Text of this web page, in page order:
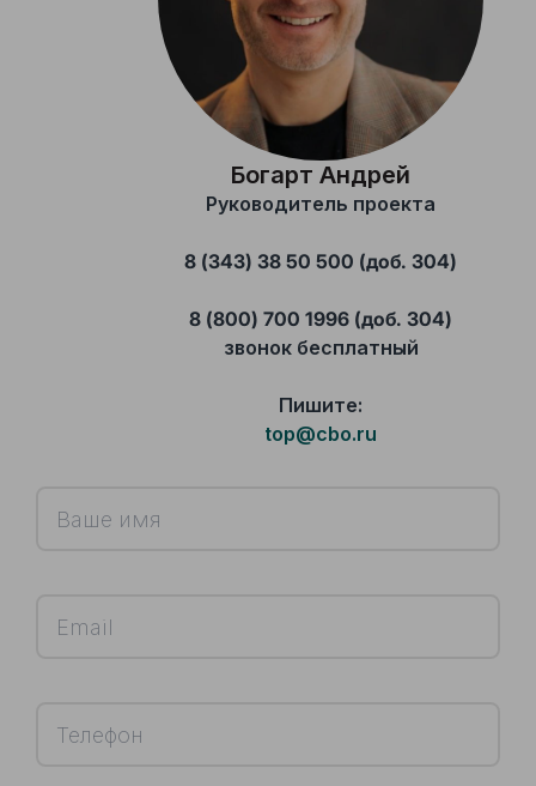
Богарт Андрей
Руководитель проекта
8 (343) 38 50 500 (доб. 304)
8 (800) 700 1996 (доб. 304)
звонок бесплатный
Пишите:
top@cbo.ru